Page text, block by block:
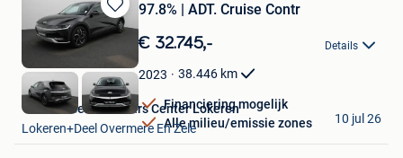
Bewaren
in
Mijn
Favorieten
97.8% | ADT. Cruise Contr
€ 32.745,- Details
2023 38.446 km
Financiering mogelijk
Alle milieu/emissie zones
Van Mossel Used Cars Center Lokeren
Lokeren+Deel Overmere En Zele
10 jul 26